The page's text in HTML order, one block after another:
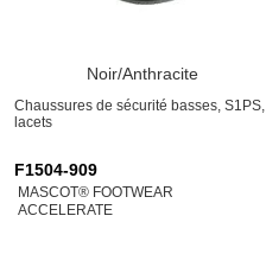
Noir/Anthracite
Chaussures de sécurité basses, S1PS,
lacets
F1504-909
MASCOT® FOOTWEAR
ACCELERATE